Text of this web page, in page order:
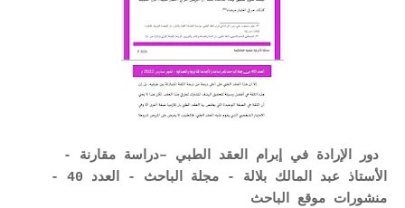
دور الإرادة في إبرام العقد الطبي –دراسة مقارنة -
الأستاذ عبد المالك بلالة - مجلة الباحث - العدد 40 -
منشورات موقع الباحث